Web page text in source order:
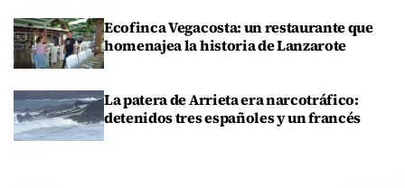
Ecofinca Vegacosta: un restaurante que
homenajea la historia de Lanzarote
La patera de Arrieta era narcotráfico:
detenidos tres españoles y un francés